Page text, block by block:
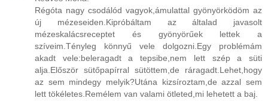
Régóta nagy csodálód vagyok,ámulattal gyönyörködöm az
új mézeseiden.Kipróbáltam az általad javasolt
mézeskalácsreceptet és gyönyörűek lettek a
szíveim.Tényleg könnyű vele dolgozni.Egy problémám
akadt vele:beleragadt a tepsibe,nem lett szép a süti
alja.Először sütőpapírral sütöttem,de ráragadt.Lehet,hogy
az sem mindegy melyik?Utána kizsíroztam,de azzal sem
lett tökéletes.Remélem van valami ötleted,mi lehetett a baj.